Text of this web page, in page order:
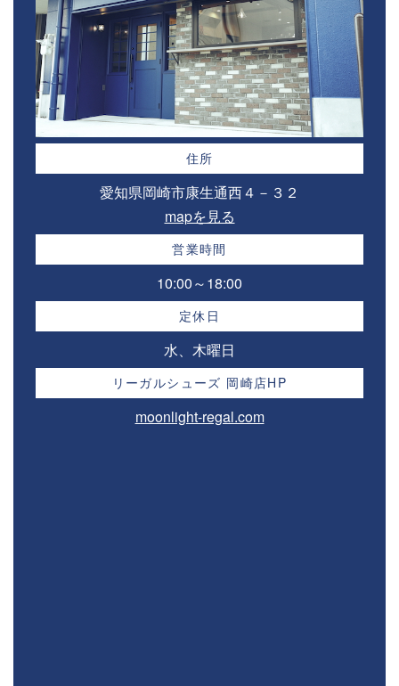
住所
愛知県岡崎市康生通西４－３２⁣
mapを見る
営業時間
10:00～18:00⁣
定休日
水、木曜日
リーガルシューズ 岡崎店HP
moonlight-regal.com